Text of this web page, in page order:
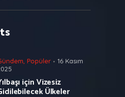
, Popüler
16 Kasım
için Vizesiz
Ülkeler